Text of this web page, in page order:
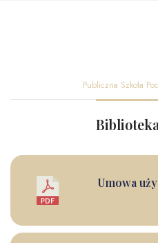
Publiczna Szkoła
Umowa